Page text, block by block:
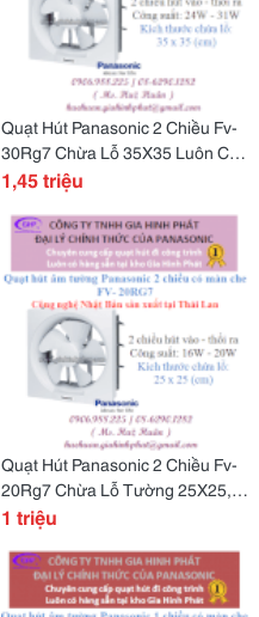
Quạt Hút Panasonic 2 Chiều Fv-
30Rg7 Chừa Lỗ 35X35 Luôn Có
Sẵn Tại Gia Hinh Phát
1,45 triệu
Quạt Hút Panasonic 2 Chiều Fv-
20Rg7 Chừa Lỗ Tường 25X25,
Có Hàng Tại Kho!
1 triệu